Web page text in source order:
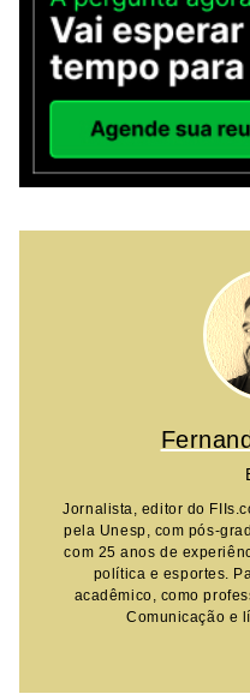
Jornalista, editor do
pela Unesp, com pós-
com 25 anos de
política e esportes.
acadêmico, como
Comunicação e